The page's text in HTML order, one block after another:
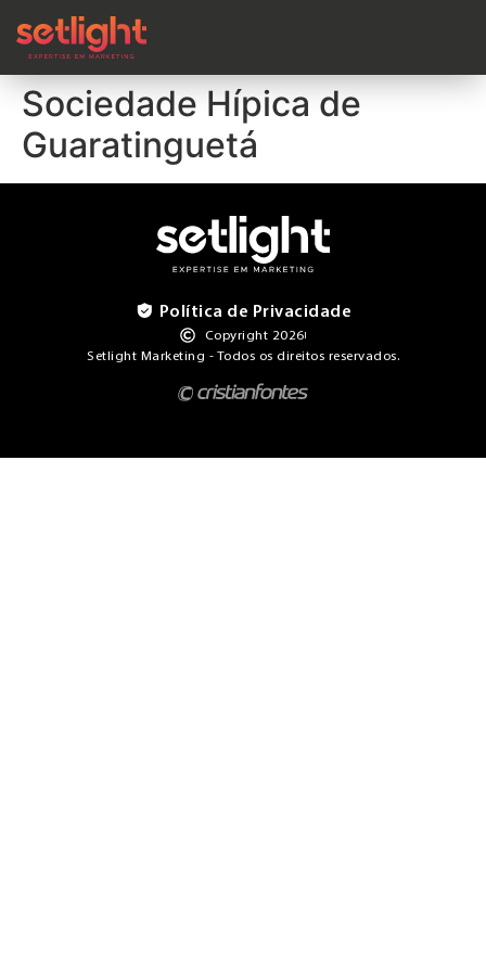
Sociedade Hípica de
Guaratinguetá
Política de Privacidade
Copyright 2026
Setlight Marketing - Todos os direitos reservados.